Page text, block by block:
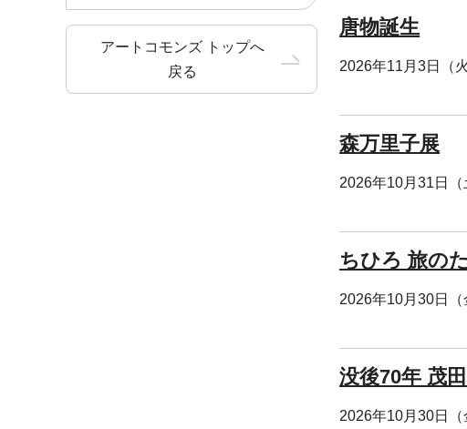
アートコモンズ トップへ
戻る
唐物誕生
2026年11月3日（
森万里子展
2026年10月31日（
ちひろ 旅の
2026年10月30日（
没後70年 茂
2026年10月30日（